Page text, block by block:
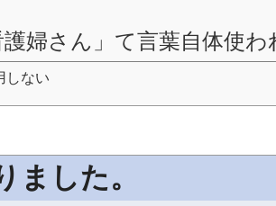
護婦さん」て言葉自体使
しない
ました。